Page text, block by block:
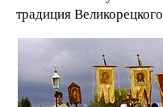
традиция